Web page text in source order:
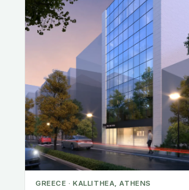
GREECE · KALLITHEA, ATHENS
Ready-to-Move-In